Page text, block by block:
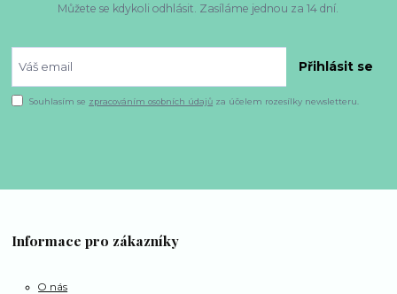
Můžete se kdykoli odhlásit. Zasíláme jednou za 14 dní.
Přihlásit se
Souhlasím se zpracováním osobních údajů za účelem rozesílky newsletteru.
Informace pro zákazníky
O nás